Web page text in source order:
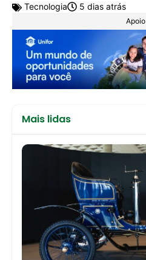
Tecnologia 5 dias atrás
Apoio
Mais lidas